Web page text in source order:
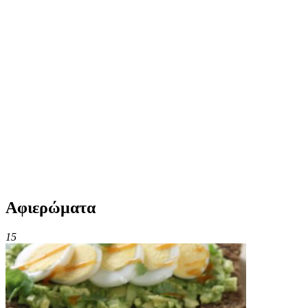
Αφιερώματα
15